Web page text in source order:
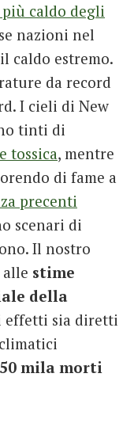
caldo degli
nazioni nel
caldo estremo.
da record
I cieli di New
tinti di
tossica, mentre
di fame a
precenti
scenari di
Il nostro
alle stime
della
effetti sia diretti
mila morti